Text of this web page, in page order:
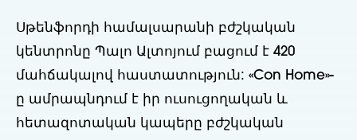
Սթենֆորդի համալսարանի բժշկական
կենտրոնը Պալո Ալտոյում բացում է 420
մահճակալով հաստատություն: «Con Home»-
ը ամրապնդում է իր ուսուցողական և
հետազոտական կապերը բժշկական